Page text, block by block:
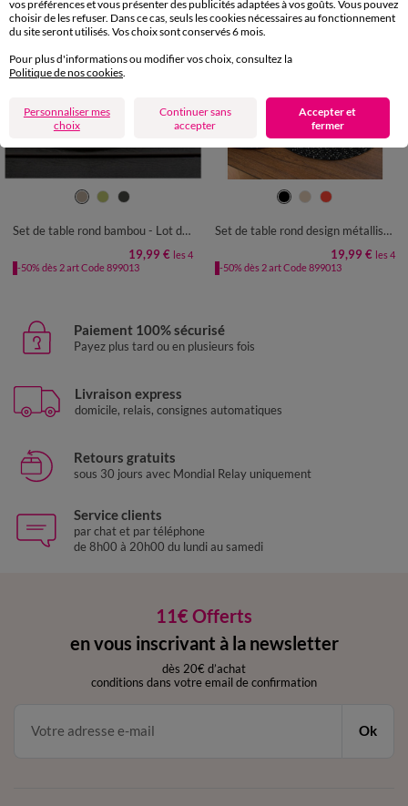
Set de table rond bambou - Lot de 4
19,99 € les 4
-50% dès 2 art Code 899013
Set de table rond design métallisé - Lot de 4
19,99 € les 4
-50% dès 2 art Code 899013
Paiement 100% sécurisé
Payez plus tard ou en plusieurs fois
Livraison express
domicile, relais, consignes automatiques
Retours gratuits
sous 30 jours avec Mondial Relay uniquement
Service clients
par chat et par téléphone
de 8h00 à 20h00 du lundi au samedi
11€ Offerts
en vous inscrivant à la newsletter
dès 20€ d’achat
conditions dans votre email de confirmation
Ok
vos préférences et vous présenter des publicités adaptées à vos goûts. Vous pouvez
choisir de les refuser. Dans ce cas, seuls les cookies nécessaires au fonctionnement
du site seront utilisés. Vos choix sont conservés 6 mois.
Pour plus d'informations ou modifier vos choix, consultez la
Politique de nos cookies.
Personnaliser mes
choix
Continuer sans
accepter
Accepter et
fermer